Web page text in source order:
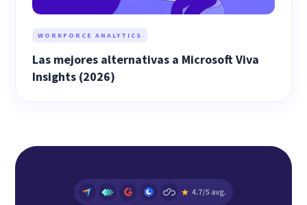
WORKFORCE ANALYTICS
Las mejores alternativas a Microsoft Viva
Insights (2026)